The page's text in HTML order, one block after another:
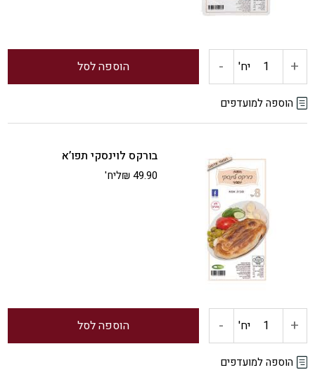
טעייםםםםם
+ כמות
של
לוינסקי
יח' - הוספה לסל
הוספה למועדפים
בורקס לוינסקי תפו’א
₪49.90 ליח'
+ כמות
של
יח' - הוספה לסל
הוספה למועדפים